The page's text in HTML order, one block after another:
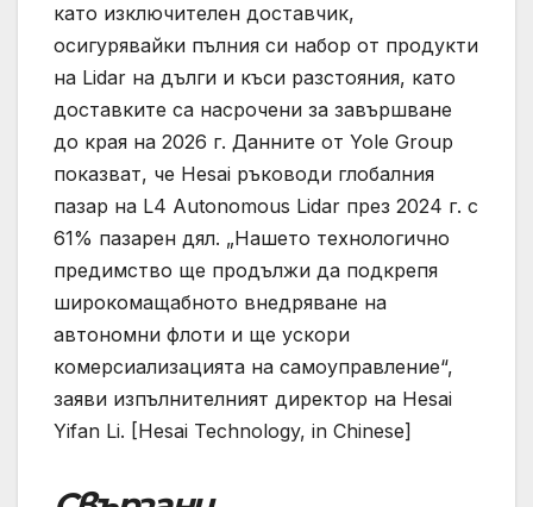
като изключителен доставчик,
осигурявайки пълния си набор от продукти
на Lidar на дълги и къси разстояния, като
доставките са насрочени за завършване
до края на 2026 г. Данните от Yole Group
показват, че Hesai ръководи глобалния
пазар на L4 Autonomous Lidar през 2024 г. с
61% пазарен дял. „Нашето технологично
предимство ще продължи да подкрепя
широкомащабното внедряване на
автономни флоти и ще ускори
комерсиализацията на самоуправление“,
заяви изпълнителният директор на Hesai
Yifan Li. [Hesai Technology, in Chinese]